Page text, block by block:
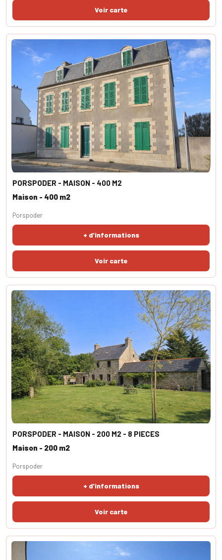
PORSPODER - MAISON - 400 M2
Maison - 400 m2
+ d'informations
Porspoder
PORSPODER - MAISON - 200 M2 - 8 PIECES
Maison - 200 m2
+ d'informations
Porspoder